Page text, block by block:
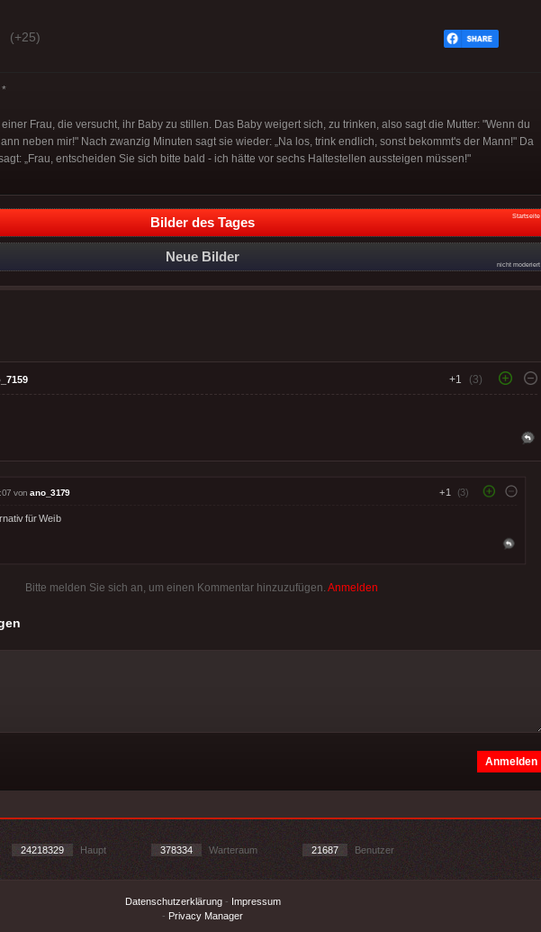
(+25)
Frau, die versucht, ihr Baby zu stillen. Das Baby weigert sich, zu trinken, also sagt die Mutter: "Wenn du
neben mir!" Nach zwanzig Minuten sagt sie wieder: „Na los, trink endlich, sonst bekommt's der Mann!" Da
„Frau, entscheiden Sie sich bitte bald - ich hätte vor sechs Haltestellen aussteigen müssen!"
Bilder des Tages Startseite
Neue Bilder
nicht moderiert
+1 (3)
vonano_3179 +1 (3)
für Weib
Bitte melden Sie sich an, um einen Kommentar hinzuzufügen. Anmelden
24218329 Haupt 378334 Warteraum 21687 Benutzer
Datenschutzerklärung- Impressum
- Privacy Manager